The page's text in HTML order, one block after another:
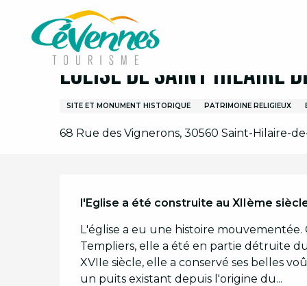
contenu
Accueil Visites et découvertes
Eglise de Saint Hilaire
SITE ET MONUMENT HISTORIQUE PATRIMOINE RELIGIEUX
68 Rue des Vignerons, 30560 Saint-Hilaire-
Description
l'Eglise a été construite au XIIème
L'église a eu une histoire
Templiers, elle a été en partie détruite
XVIIe siècle, elle a conservé ses belles
un puits existant depuis l'origine du...